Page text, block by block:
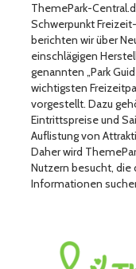
ThemePark-
Schwerpunkt
berichten wir über
einschlägigen
genannten „Park
wichtigsten
vorgestellt. Dazu
Eintrittspreise und
Auflistung von
Daher wird
Nutzern besucht,
Informationen